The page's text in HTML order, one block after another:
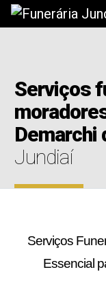
Serviços
Demarchi
Jundiaí
Serviços
Essencial